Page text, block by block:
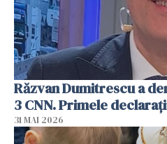
Răzvan Dumitrescu a
3 CNN. Primele
31 MAI 2026